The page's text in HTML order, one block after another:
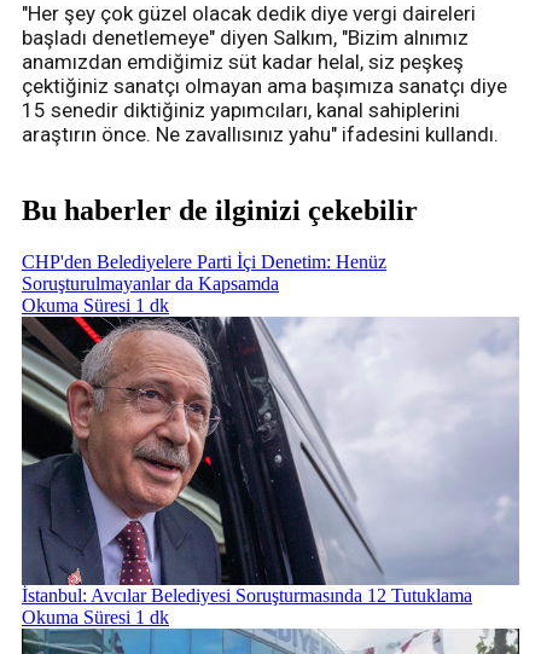
"Her şey çok güzel olacak dedik diye vergi daireleri
başladı denetlemeye" diyen Salkım, "Bizim alnımız
anamızdan emdiğimiz süt kadar helal, siz peşkeş
çektiğiniz sanatçı olmayan ama başımıza sanatçı diye
15 senedir diktiğiniz yapımcıları, kanal sahiplerini
araştırın önce. Ne zavallısınız yahu" ifadesini kullandı.
Bu haberler de ilginizi çekebilir
CHP'den Belediyelere Parti İçi Denetim: Henüz
Soruşturulmayanlar da Kapsamda
Okuma Süresi 1 dk
İstanbul: Avcılar Belediyesi Soruşturmasında 12 Tutuklama
Okuma Süresi 1 dk